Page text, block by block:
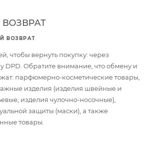
ВОЗВРАТ
чтобы вернуть покупку: через
DPD. Обратите внимание, что обмену и
парфюмерно-косметические товары,
изделия (изделия швейные и
изделия чулочно-носочные),
защиты (маски), а также
товары.